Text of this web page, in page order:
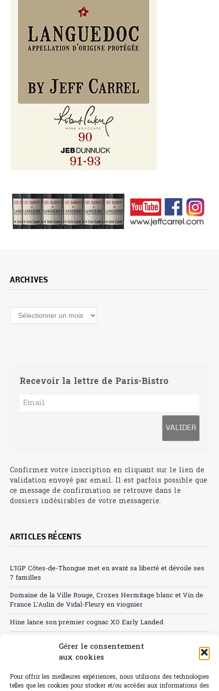
Gérer le consentement
aux cookies
Pour offrir les meilleures expériences, nous utilisons des technologies
telles que les cookies pour stocker et/ou accéder aux informations des
ARCHIVES
Archives
Recevoir la lettre de Paris-Bistro
Confirmez votre inscription en cliquant sur le lien de
validation envoyé par email. Il est parfois possible que
ce message de confirmation se retrouve dans le
dossiers indésirables de votre messagerie.
ARTICLES RÉCENTS
L’IGP Côtes-de-Thongue met en avant sa liberté et dévoile ses
7 familles
Domaine de la Ville Rouge, Crozes Hermitage blanc et Vin de
France L’Aulin de Vidal-Fleury en viognier
Hine lance son premier cognac XO Early Landed
Sélection de rosés 2026